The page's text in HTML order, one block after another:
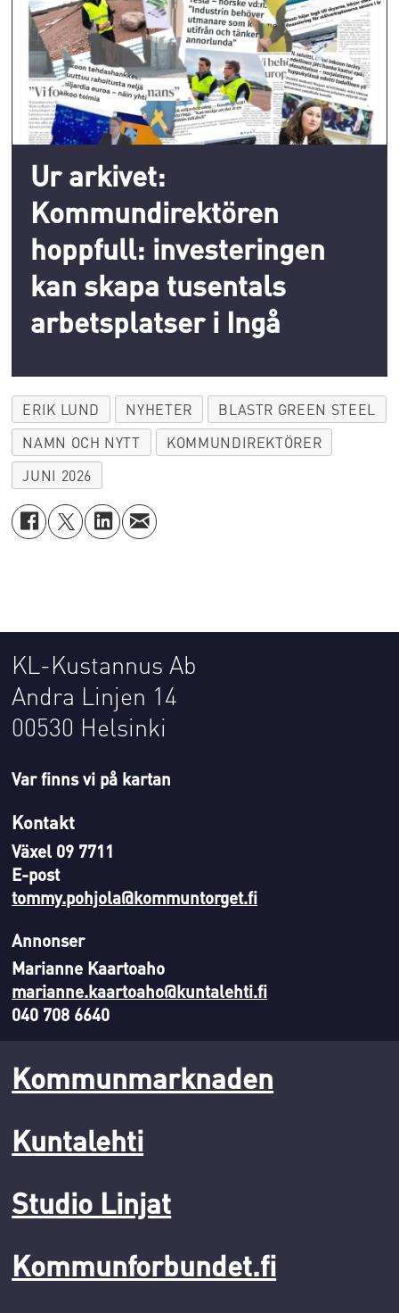
Ur arkivet:
Kommundirektören
hoppfull: investeringen
kan skapa tusentals
arbetsplatser i Ingå
ERIK LUND NYHETER
BLASTR GREEN STEEL
NAMN OCH NYTT
KOMMUNDIREKTÖRER
JUNI 2026
KL-Kustannus Ab
Andra Linjen 14
00530 Helsinki
Var finns vi på kartan
Kontakt
Växel 09 7711
E-post
tommy.pohjola@kommuntorget.fi
Annonser
Marianne Kaartoaho
marianne.kaartoaho@kuntalehti.fi
040 708 6640
Kommunmarknaden
Kuntalehti
Studio Linjat
Kommunforbundet.fi